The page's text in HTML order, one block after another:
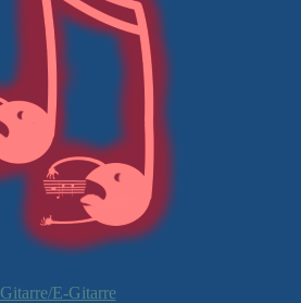
Gitarre/E-Gitarre